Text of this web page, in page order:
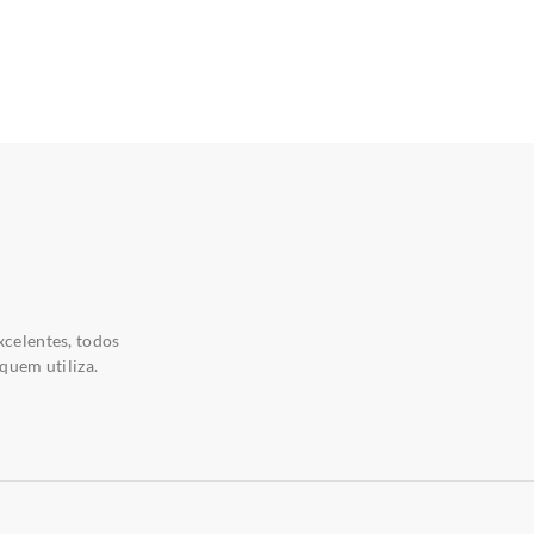
todos
utiliza.